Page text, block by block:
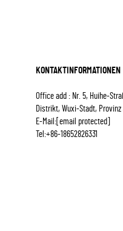
KONTAKTINFORMATIONEN
Office add : Nr. 5, Huihe-
Distrikt, Wuxi-Stadt,
E-Mail:[email protected]
Tel:+86-18652826331